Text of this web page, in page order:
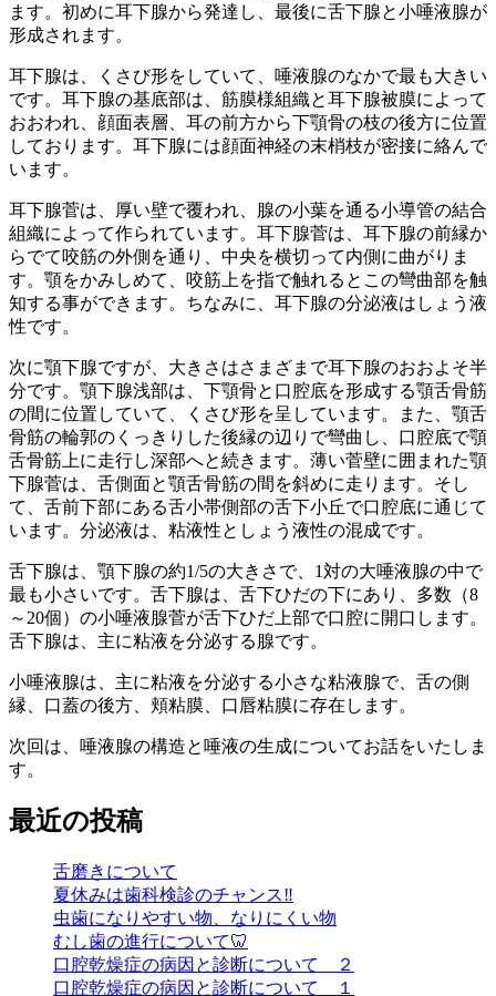
ます。初めに耳下腺から発達し、最後に舌下腺と小唾液腺が
形成されます。
耳下腺は、くさび形をしていて、唾液腺のなかで最も大きい
です。耳下腺の基底部は、筋膜様組織と耳下腺被膜によって
おおわれ、顔面表層、耳の前方から下顎骨の枝の後方に位置
しております。耳下腺には顔面神経の末梢枝が密接に絡んで
います。
耳下腺菅は、厚い壁で覆われ、腺の小葉を通る小導管の結合
組織によって作られています。耳下腺菅は、耳下腺の前縁か
らでて咬筋の外側を通り、中央を横切って内側に曲がりま
す。顎をかみしめて、咬筋上を指で触れるとこの彎曲部を触
知する事ができます。ちなみに、耳下腺の分泌液はしょう液
性です。
次に顎下腺ですが、大きさはさまざまで耳下腺のおおよそ半
分です。顎下腺浅部は、下顎骨と口腔底を形成する顎舌骨筋
の間に位置していて、くさび形を呈しています。また、顎舌
骨筋の輪郭のくっきりした後縁の辺りで彎曲し、口腔底で顎
舌骨筋上に走行し深部へと続きます。薄い菅壁に囲まれた顎
下腺菅は、舌側面と顎舌骨筋の間を斜めに走ります。そし
て、舌前下部にある舌小帯側部の舌下小丘で口腔底に通じて
います。分泌液は、粘液性としょう液性の混成です。
舌下腺は、顎下腺の約1/5の大きさで、1対の大唾液腺の中で
最も小さいです。舌下腺は、舌下ひだの下にあり、多数（8
～20個）の小唾液腺菅が舌下ひだ上部で口腔に開口します。
舌下腺は、主に粘液を分泌する腺です。
小唾液腺は、主に粘液を分泌する小さな粘液腺で、舌の側
縁、口蓋の後方、頬粘膜、口唇粘膜に存在します。
次回は、唾液腺の構造と唾液の生成についてお話をいたしま
す。
最近の投稿
舌磨きについて
夏休みは歯科検診のチャンス‼️
虫歯になりやすい物、なりにくい物
むし歯の進行について🦷
口腔乾燥症の病因と診断について ２
口腔乾燥症の病因と診断について １